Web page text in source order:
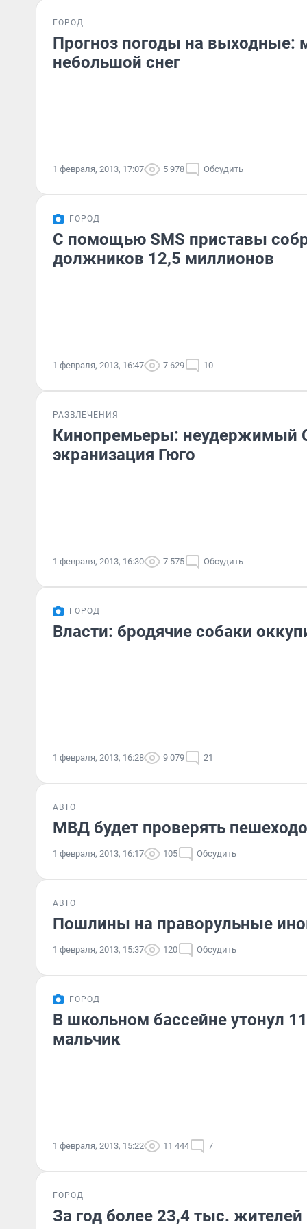
ГОРОД
Прогноз погоды на выходные:
небольшой снег
1 февраля, 2013, 17:07 5 978 Обсудить
ГОРОД
С помощью SMS приставы
должников 12,5 миллионов
1 февраля, 2013, 16:47 7 629 10
РАЗВЛЕЧЕНИЯ
Кинопремьеры: неудержимый
экранизация Гюго
1 февраля, 2013, 16:30 7 575 Обсудить
ГОРОД
Власти: бродячие собаки
1 февраля, 2013, 16:28 9 079 21
АВТО
МВД будет проверять
1 февраля, 2013, 16:17 105 Обсудить
АВТО
Пошлины на праворульные
1 февраля, 2013, 15:37 120 Обсудить
ГОРОД
В школьном бассейне утонул
мальчик
1 февраля, 2013, 15:22 11 444 7
ГОРОД
За год более 23,4 тыс.